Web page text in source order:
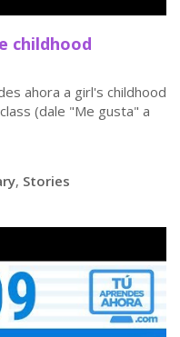
childhood
ahora a girl's childhood
(dale "Me gusta" a
, Stories